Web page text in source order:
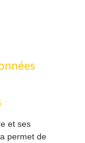
et ses
permet de